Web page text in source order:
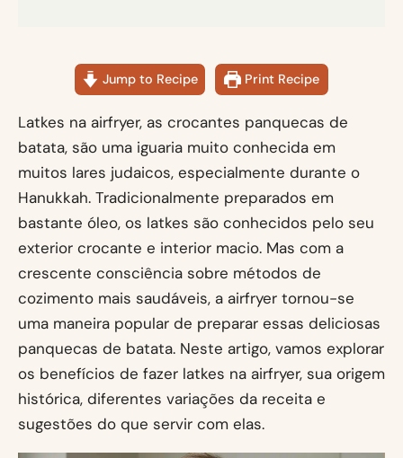
Jump to Recipe Print Recipe
Latkes na airfryer, as crocantes panquecas de
batata, são uma iguaria muito conhecida em
muitos lares judaicos, especialmente durante o
Hanukkah. Tradicionalmente preparados em
bastante óleo, os latkes são conhecidos pelo seu
exterior crocante e interior macio. Mas com a
crescente consciência sobre métodos de
cozimento mais saudáveis, a airfryer tornou-se
uma maneira popular de preparar essas deliciosas
panquecas de batata. Neste artigo, vamos explorar
os benefícios de fazer latkes na airfryer, sua origem
histórica, diferentes variações da receita e
sugestões do que servir com elas.